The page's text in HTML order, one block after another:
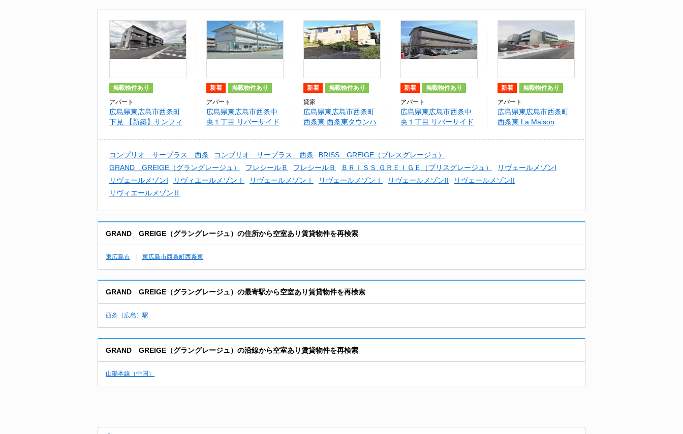
掲載物件あり
アパート
広島県東広島市西条町
下見 【新築】サンフィ
新着 掲載物件あり
アパート
広島県東広島市西条中
央１丁目 リバーサイド
新着 掲載物件あり
貸家
広島県東広島市西条町
西条東 西条東タウンハ
新着 掲載物件あり
アパート
広島県東広島市西条中
央１丁目 リバーサイド
新着 掲載物件あり
アパート
広島県東広島市西条町
西条東 La Maison
コンプリオ サープラス 西条 コンブリオ サープラス 西条
BRISS GREIGE（ブレスグレージュ）
GRAND GREIGE（グラングレージュ）
フレシールＢ フレシールＢ ＢＲＩＳＳ ＧＲＥＩＧＥ（ブリスグレージュ）
リヴェールメゾンI
リヴェールメゾンI
リヴィエールメゾンⅠ リヴェールメゾンⅠ リヴェールメゾンⅠ リヴェールメゾンII
リヴェールメゾンII
リヴィエールメゾンⅡ
GRAND GREIGE（グラングレージュ）の住所から空室あり賃貸物件を再検索
東広島市 東広島市西条町西条東
GRAND GREIGE（グラングレージュ）の最寄駅から空室あり賃貸物件を再検索
西条（広島）駅
GRAND GREIGE（グラングレージュ）の沿線から空室あり賃貸物件を再検索
山陽本線（中国）